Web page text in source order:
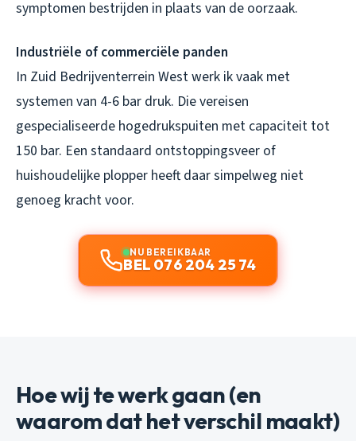
symptomen bestrijden in plaats van de oorzaak.
Industriële of commerciële panden
In Zuid Bedrijventerrein West werk ik vaak met
systemen van 4-6 bar druk. Die vereisen
gespecialiseerde hogedrukspuiten met capaciteit tot
150 bar. Een standaard ontstoppingsveer of
huishoudelijke plopper heeft daar simpelweg niet
genoeg kracht voor.
NU BEREIKBAAR
BEL 076 204 25 74
Hoe wij te werk gaan (en
waarom dat het verschil maakt)